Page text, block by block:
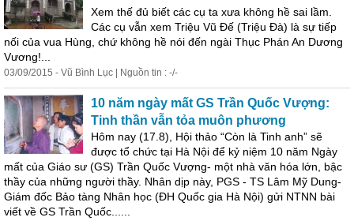
Xem thế đủ biết các cụ ta xưa không hề sai lầm.
Các cụ vẫn xem Triệu Vũ Đế (Triệu Đà) là sự tiếp
nối của vua Hùng, chứ không hề nói đến ngài Thục Phán An Dương
Vương!...
03/09/2015 - Vũ Bình Lục | Nguồn tin : -/-
10 năm ngày mất GS Trần Quốc Vượng:
Tinh thần vẫn tỏa muôn phương
Hôm nay (17.8), Hội thảo “Còn là Tinh anh” sẽ
được tổ chức tại Hà Nội để kỷ niệm 10 năm Ngày
mất của Giáo sư (GS) Trần Quốc Vượng- một nhà văn hóa lớn, bậc
thầy của những người thầy. Nhân dịp này, PGS - TS Lâm Mỹ Dung-
Giám đốc Bảo tàng Nhân học (ĐH Quốc gia Hà Nội) gửi NTNN bài
viết về GS Trần Quốc......